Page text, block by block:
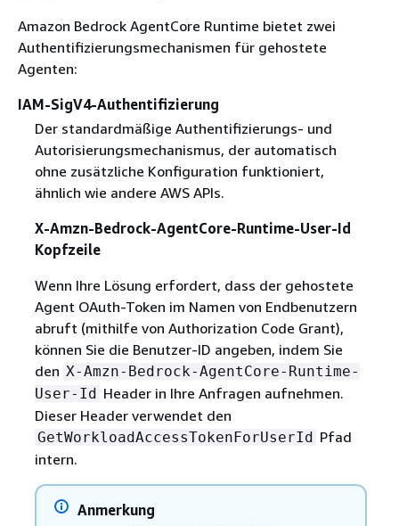
Amazon Bedrock AgentCore Runtime bietet zwei
Authentifizierungsmechanismen für gehostete
Agenten:
IAM-SigV4-Authentifizierung
Der standardmäßige Authentifizierungs- und
Autorisierungsmechanismus, der automatisch
ohne zusätzliche Konfiguration funktioniert,
ähnlich wie andere AWS APIs.
X-Amzn-Bedrock-AgentCore-Runtime-User-Id
Kopfzeile
Wenn Ihre Lösung erfordert, dass der gehostete
Agent OAuth-Token im Namen von Endbenutzern
abruft (mithilfe von Authorization Code Grant),
können Sie die Benutzer-ID angeben, indem Sie
den X-Amzn-Bedrock-AgentCore-Runtime-
User-Id Header in Ihre Anfragen aufnehmen.
Dieser Header verwendet den
GetWorkloadAccessTokenForUserId Pfad
intern.
Anmerkung